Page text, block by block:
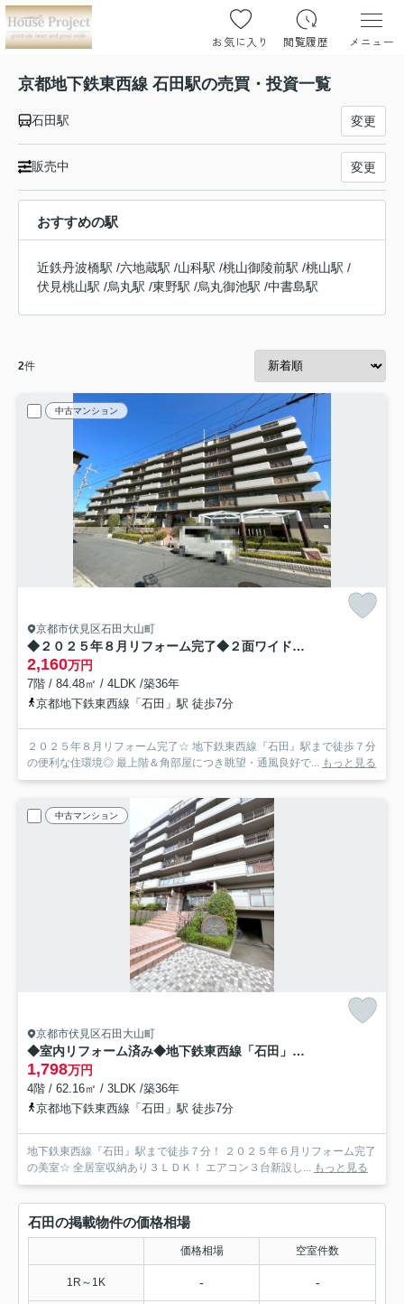
お気に入り 閲覧履歴 メニュー
京都地下鉄東西線 石田駅の売買・投資一覧
石田駅 変更
販売中 変更
おすすめの駅
近鉄丹波橋駅 /六地蔵駅 /山科駅 /桃山御陵前駅 /桃山駅 /
伏見桃山駅 /烏丸駅 /東野駅 /烏丸御池駅 /中書島駅
2件
中古マンション
京都市伏見区石田大山町
◆２０２５年８月リフォーム完了◆２面ワイドバルコニー付き◆最上階◆角部屋◆ルネ伏見東
2,160万円
7階 / 84.48㎡ / 4LDK /築36年
京都地下鉄東西線「石田」駅 徒歩7分
２０２５年８月リフォーム完了☆ 地下鉄東西線『石田』駅まで徒歩７分
の便利な住環境◎ 最上階＆角部屋につき眺望・通風良好で...
もっと見る
中古マンション
京都市伏見区石田大山町
◆室内リフォーム済み◆地下鉄東西線「石田」駅徒歩７分◆エアコン３台新設の３ＬＤＫ◆ルネ伏見東
1,798万円
4階 / 62.16㎡ / 3LDK /築36年
京都地下鉄東西線「石田」駅 徒歩7分
地下鉄東西線『石田』駅まで徒歩７分！ ２０２５年６月リフォーム完了
の美室☆ 全居室収納あり３ＬＤＫ！ エアコン３台新設し...
もっと見る
石田の掲載物件の価格相場
価格相場 空室件数
1R～1K - -